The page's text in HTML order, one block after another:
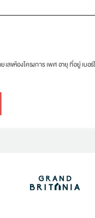
ลขห้องโครงการ เพศ อายุ ที่อยู่ เบ